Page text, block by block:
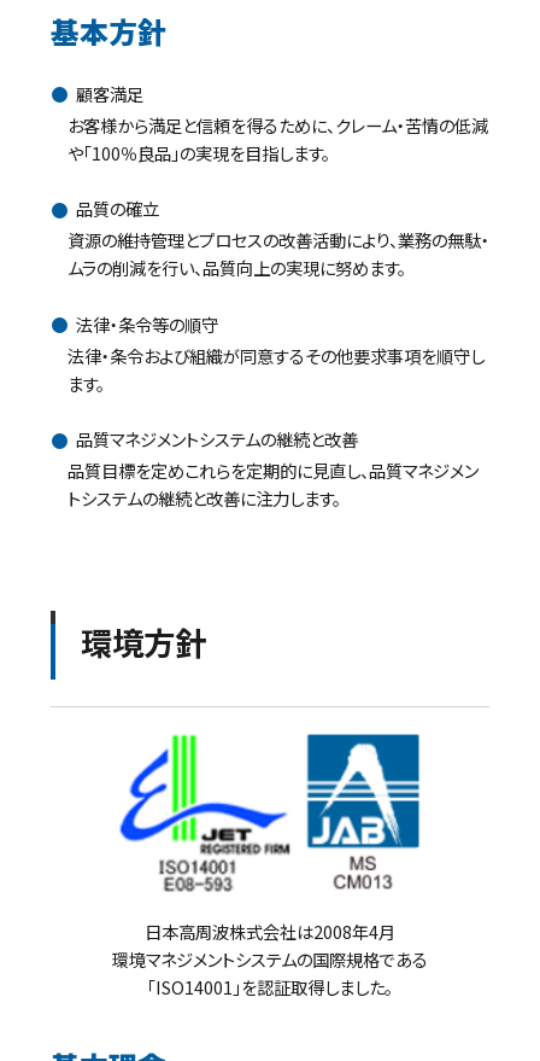
基本方針
顧客満足
お客様から満足と信頼を得るために、クレーム・苦情の低減
や「100％良品」の実現を目指します。
品質の確立
資源の維持管理とプロセスの改善活動により、業務の無駄・
ムラの削減を行い、品質向上の実現に努めます。
法律・条令等の順守
法律・条令および組織が同意するその他要求事項を順守し
ます。
品質マネジメントシステムの継続と改善
品質目標を定めこれらを定期的に見直し、品質マネジメン
トシステムの継続と改善に注力します。
環境方針
日本高周波株式会社は2008年4月
環境マネジメントシステムの国際規格である
「ISO14001」を認証取得しました。